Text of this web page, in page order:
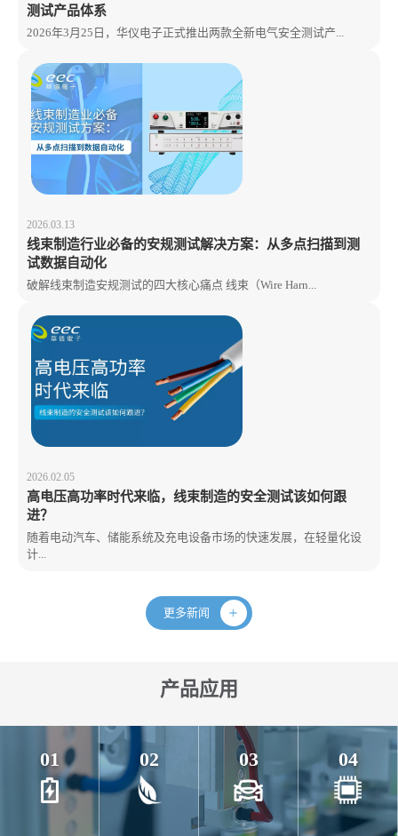
测试产品体系
2026年3月25日，华仪电子正式推出两款全新电气安全测试产...
2026.03.13
线束制造行业必备的安规测试解决方案：从多点扫描到测
试数据自动化
破解线束制造安规测试的四大核心痛点 线束（Wire Harn...
2026.02.05
高电压高功率时代来临，线束制造的安全测试该如何跟
进？
随着电动汽车、储能系统及充电设备市场的快速发展，在轻量化设
计...
更多新闻
产品应用
01 02 03 04